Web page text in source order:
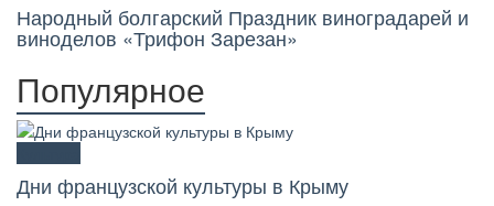
Народный болгарский Праздник виноградарей и
виноделов «Трифон Зарезан»
Популярное
Дни французской культуры в Крыму